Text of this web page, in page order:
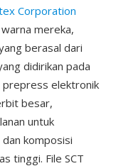
Corporation
mereka,
berasal dari
didirikan pada
prepress elektronik
besar,
untuk
komposisi
tinggi. File SCT